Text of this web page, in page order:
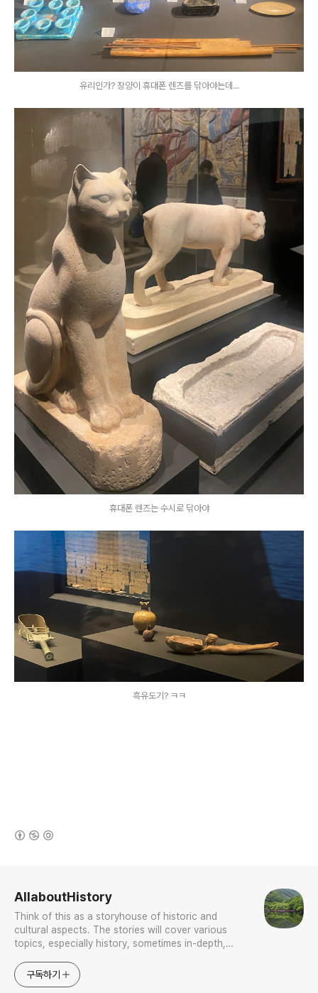
유리인가? 장양이 휴대폰 렌즈를 닦아야는데...
휴대폰 렌즈는 수시로 닦아야
흑유도기? ㅋㅋ
AllaboutHistory
Think of this as a storyhouse of historic and
cultural aspects. The stories will cover various
topics, especially history, sometimes in-depth,
approach will be to resist any common sense or
generalized viewpoint
구독하기